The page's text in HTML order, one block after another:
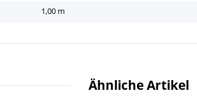
1,00 m
Ähnliche Artikel